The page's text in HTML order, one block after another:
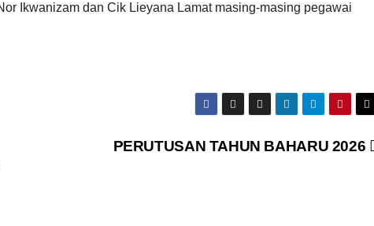
Ikwanizam dan Cik Lieyana Lamat masing-masing pegawai
PERUTUSAN TAHUN BAHARU 2026